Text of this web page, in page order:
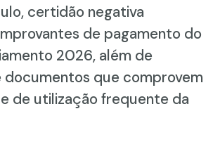
certidão negativa
de pagamento do
2026, além de
documentos que comprovem
de utilização frequente da